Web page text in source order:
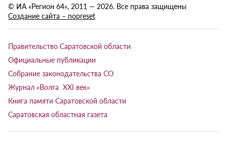
© ИА «Регион 64», 2011 — 2026. Все права защищены
Создание сайта – nopreset
Правительство Саратовской области
Официальные публикации
Собрание законодательства СО
Журнал «Волга XXI век»
Книга памяти Саратовской области
Саратовская областная газета